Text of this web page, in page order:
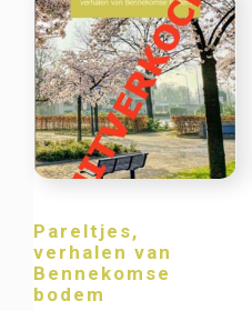
Pareltjes,
verhalen van
Bennekomse
bodem